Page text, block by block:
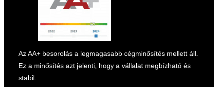
Az AA+ besorolás a legmagasabb cégminősítés mellett áll.
Ez a minősítés azt jelenti, hogy a vállalat megbízható és
stabil.